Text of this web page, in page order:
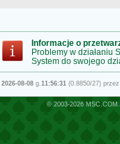
Informacje o
Problemy w działaniu
System do swojego
2026-08-08g.11:56:31(0.8850/27)
© 2003-2026